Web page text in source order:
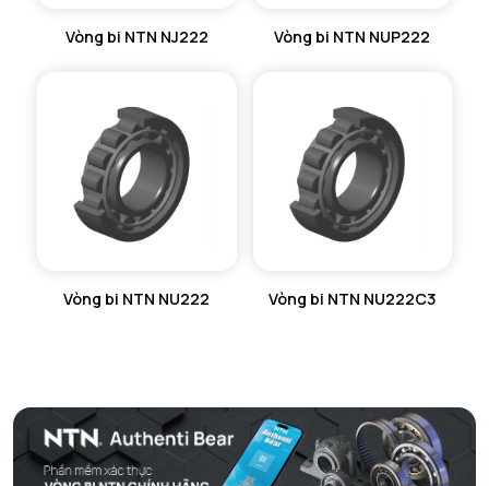
Vòng bi NTN NJ222 Vòng bi NTN NUP222
Vòng bi NTN NU222 Vòng bi NTN NU222C3